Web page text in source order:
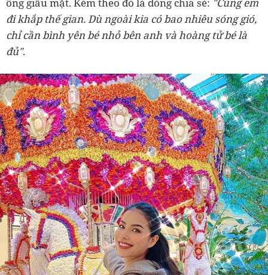
ông giấu mặt. Kèm theo đó là dòng chia sẻ: "Cùng em
đi khắp thế gian. Dù ngoài kia có bao nhiêu sóng gió,
chỉ cần bình yên bé nhỏ bên anh và hoàng tử bé là
đủ".